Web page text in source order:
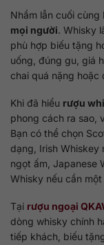
Nhầm lẫn cuối cùng
mọi người. Whisky
phù hợp biếu tặng
uống, đúng gu, giá
chai quá nặng hoặc
Khi đã hiểu rượu
phong cách ra sao,
Bạn có thể chọn
dạng, Irish Whiskey
ngọt ấm, Japanese
Whisky nếu cần
Tại rượu ngoại
dòng whisky chính
tiếp khách, biếu